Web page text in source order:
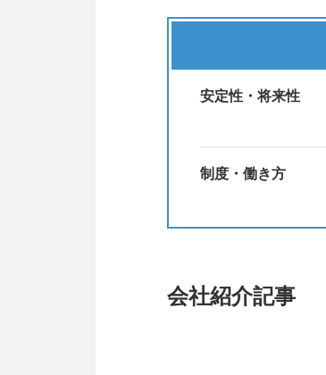
あらゆるエネルギ
●開催日時
2026年3月以降随
詳しくはセミナー
安定性・将来性
制度・働き方
会社紹介記事